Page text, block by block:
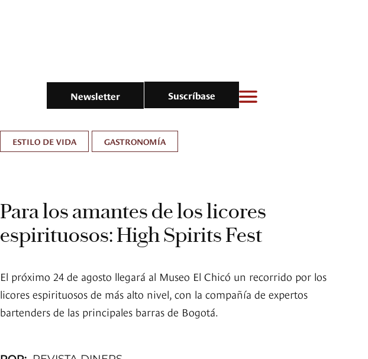
Newsletter Suscríbase
ESTILO DE VIDA GASTRONOMÍA
Para los amantes de los licores
espirituosos: High Spirits Fest
El próximo 24 de agosto llegará al Museo El Chicó un recorrido por los
licores espirituosos de más alto nivel, con la compañía de expertos
bartenders de las principales barras de Bogotá.